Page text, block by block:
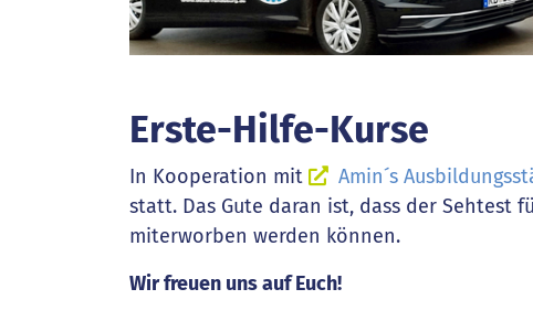
Erste-Hilfe-Kurse
In Kooperation mit Amin´s
statt. Das Gute daran ist, dass der Sehtest
miterworben werden können.
Wir freuen uns auf Euch!